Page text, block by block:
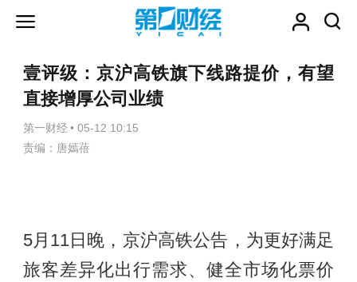
壹评级：京沪高铁旗下线路提价，有望
直接增厚公司业绩
第一财经 • 05-12 10:15
责编：唐嫣蓓
5月11日晚，京沪高铁公告，为更好满足
旅客差异化出行需求、健全市场化票价